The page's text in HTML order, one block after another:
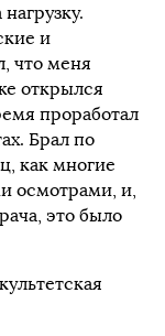
и
что меня
открылся
проработал
Брал по
как многие
осмотрами, и,
это было